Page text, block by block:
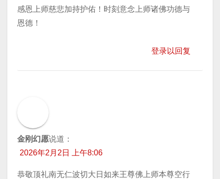
感恩上师慈悲加持护佑！时刻意念上师诸佛功德与
恩德！
登录以回复
金刚幻愿说道：
2026年2月2日 上午8:06
恭敬顶礼南无仁波切大日如来王尊佛上师本尊空行